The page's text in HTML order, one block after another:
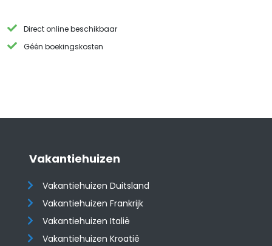
Direct online beschikbaar
Géén boekingskosten
Vakantiehuizen
Vakantiehuizen Duitsland
Vakantiehuizen Frankrijk
Vakantiehuizen Italië
Vakantiehuizen Kroatië